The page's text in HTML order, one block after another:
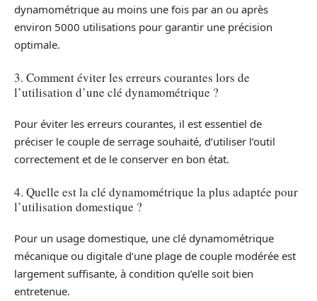
dynamométrique au moins une fois par an ou après
environ 5000 utilisations pour garantir une précision
optimale.
3. Comment éviter les erreurs courantes lors de
l’utilisation d’une clé dynamométrique ?
Pour éviter les erreurs courantes, il est essentiel de
préciser le couple de serrage souhaité, d’utiliser l’outil
correctement et de le conserver en bon état.
4. Quelle est la clé dynamométrique la plus adaptée pour
l’utilisation domestique ?
Pour un usage domestique, une clé dynamométrique
mécanique ou digitale d’une plage de couple modérée est
largement suffisante, à condition qu’elle soit bien
entretenue.